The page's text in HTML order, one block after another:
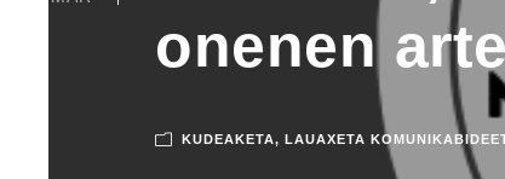
onenen
KUDEAKETA, LAUAXETA